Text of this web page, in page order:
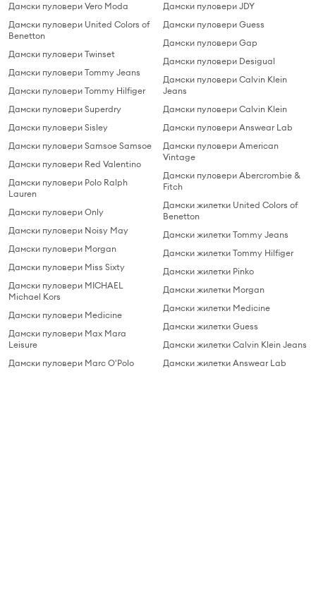
Дамски пуловери Vero Moda
Дамски пуловери United Colors of
Benetton
Дамски пуловери Twinset
Дамски пуловери Tommy Jeans
Дамски пуловери Tommy Hilfiger
Дамски пуловери Superdry
Дамски пуловери Sisley
Дамски пуловери Samsoe Samsoe
Дамски пуловери Red Valentino
Дамски пуловери Polo Ralph
Lauren
Дамски пуловери Only
Дамски пуловери Noisy May
Дамски пуловери Morgan
Дамски пуловери Miss Sixty
Дамски пуловери MICHAEL
Michael Kors
Дамски пуловери Medicine
Дамски пуловери Max Mara
Leisure
Дамски пуловери Marc O'Polo
Дамски пуловери JDY
Дамски пуловери Guess
Дамски пуловери Gap
Дамски пуловери Desigual
Дамски пуловери Calvin Klein
Jeans
Дамски пуловери Calvin Klein
Дамски пуловери Answear Lab
Дамски пуловери American
Vintage
Дамски пуловери Abercrombie &
Fitch
Дамски жилетки United Colors of
Benetton
Дамски жилетки Tommy Jeans
Дамски жилетки Tommy Hilfiger
Дамски жилетки Pinko
Дамски жилетки Morgan
Дамски жилетки Medicine
Дамски жилетки Guess
Дамски жилетки Calvin Klein Jeans
Дамски жилетки Answear Lab